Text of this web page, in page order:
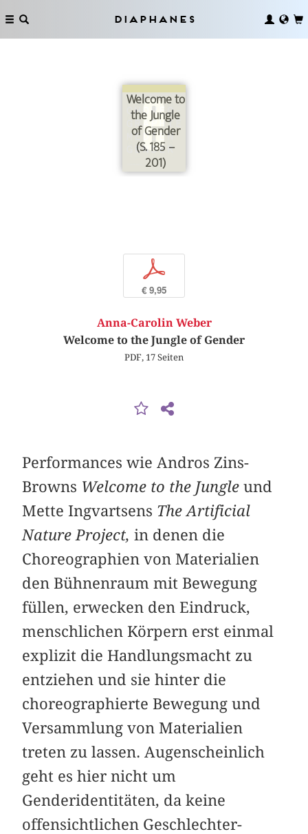
Diaphanes
Welcome to
the Jungle
of Gender
(S. 185 –
201)
p
€ 9,95
Anna-Carolin Weber
Welcome to the Jungle of Gender
PDF, 17 Seiten
Performances wie Andros Zins-
Browns Welcome to the Jungleund
Mette Ingvartsens The Artificial
Nature Project,in denen die
Choreographien von Materialien
den Bühnenraum mit Bewegung
füllen, erwecken den Eindruck,
menschlichen Körpern erst einmal
explizit die Handlungsmacht zu
entziehen und sie hinter die
choreographierte Bewegung und
Versammlung von Materialien
treten zu lassen. Augenscheinlich
geht es hier nicht um
Genderidentitäten, da keine
offensichtlichen Geschlechter-